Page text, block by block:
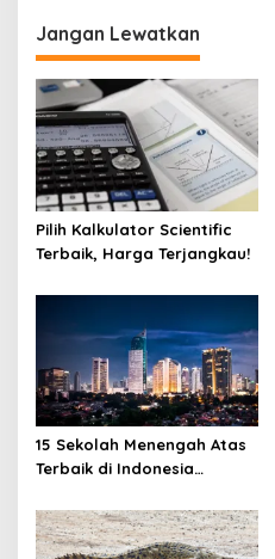
Jangan Lewatkan
Pilih Kalkulator Scientific
Terbaik, Harga Terjangkau!
15 Sekolah Menengah Atas
Terbaik di Indonesia